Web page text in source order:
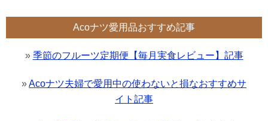
Acoナツ愛用品おすすめ記事
» 季節のフルーツ定期便【毎月実食レビュー】記事
»Acoナツ夫婦で愛用中の使わないと損なおすすめサ
イト記事